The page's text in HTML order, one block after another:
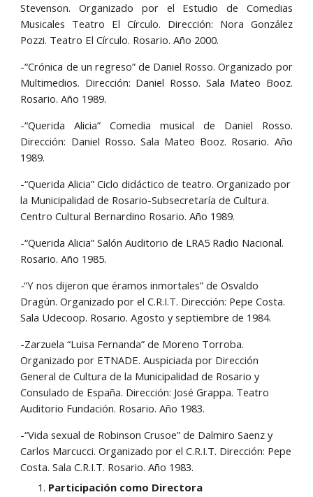
Stevenson. Organizado por el Estudio de Comedias
Musicales Teatro El Círculo. Dirección: Nora González
Pozzi. Teatro El Círculo. Rosario. Año 2000.
-“Crónica de un regreso” de Daniel Rosso. Organizado por
Multimedios. Dirección: Daniel Rosso. Sala Mateo Booz.
Rosario. Año 1989.
-“Querida Alicia” Comedia musical de Daniel Rosso.
Dirección: Daniel Rosso. Sala Mateo Booz. Rosario. Año
1989.
-“Querida Alicia” Ciclo didáctico de teatro. Organizado por
la Municipalidad de Rosario-Subsecretaría de Cultura.
Centro Cultural Bernardino Rosario. Año 1989.
-“Querida Alicia” Salón Auditorio de LRA5 Radio Nacional.
Rosario. Año 1985.
-“Y nos dijeron que éramos inmortales” de Osvaldo
Dragún. Organizado por el C.R.I.T. Dirección: Pepe Costa.
Sala Udecoop. Rosario. Agosto y septiembre de 1984.
-Zarzuela “Luisa Fernanda” de Moreno Torroba.
Organizado por ETNADE. Auspiciada por Dirección
General de Cultura de la Municipalidad de Rosario y
Consulado de España. Dirección: José Grappa. Teatro
Auditorio Fundación. Rosario. Año 1983.
-“Vida sexual de Robinson Crusoe” de Dalmiro Saenz y
Carlos Marcucci. Organizado por el C.R.I.T. Dirección: Pepe
Costa. Sala C.R.I.T. Rosario. Año 1983.
Participación como Directora